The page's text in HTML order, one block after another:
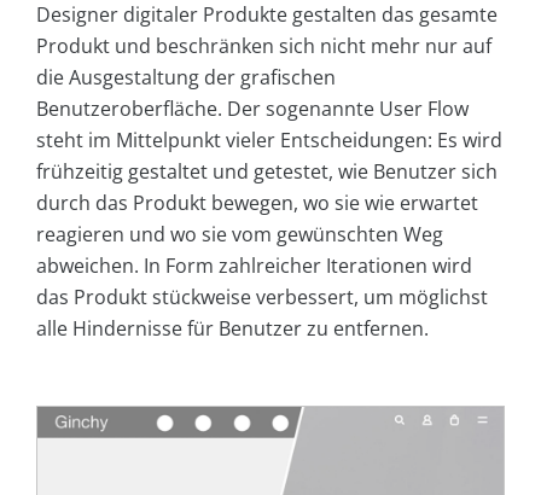
Designer digitaler Produkte gestalten das gesamte
Produkt und beschränken sich nicht mehr nur auf
die Ausgestaltung der grafischen
Benutzeroberfläche. Der sogenannte User Flow
steht im Mittelpunkt vieler Entscheidungen: Es wird
frühzeitig gestaltet und getestet, wie Benutzer sich
durch das Produkt bewegen, wo sie wie erwartet
reagieren und wo sie vom gewünschten Weg
abweichen. In Form zahlreicher Iterationen wird
das Produkt stückweise verbessert, um möglichst
alle Hindernisse für Benutzer zu entfernen.